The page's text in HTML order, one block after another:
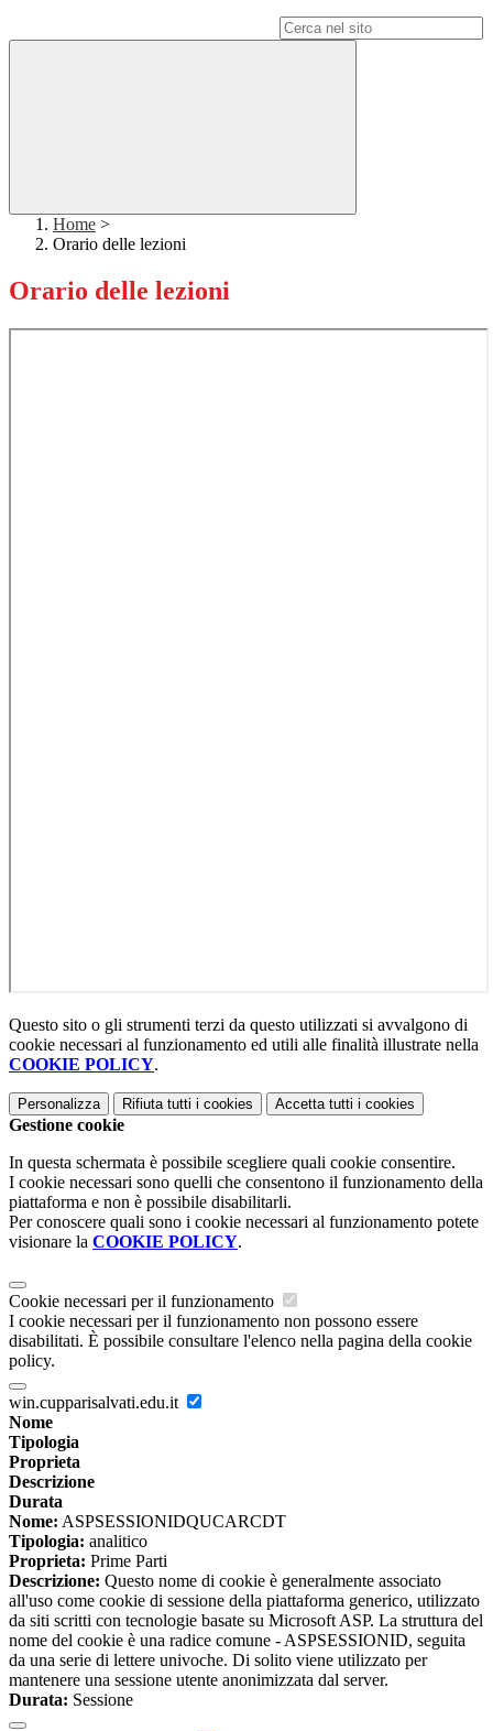
Home >
Orario delle lezioni
Orario delle lezioni
Questo sito o gli strumenti terzi da questo utilizzati si avvalgono di
cookie necessari al funzionamento ed utili alle finalità illustrate nella
COOKIE POLICY.
Personalizza Rifiuta tutti i cookies Accetta tutti i cookies
Gestione cookie
In questa schermata è possibile scegliere quali cookie consentire.
I cookie necessari sono quelli che consentono il funzionamento della
piattaforma e non è possibile disabilitarli.
Per conoscere quali sono i cookie necessari al funzionamento potete
visionare la COOKIE POLICY.
Cookie necessari per il funzionamento
I cookie necessari per il funzionamento non possono essere
disabilitati. È possibile consultare l'elenco nella pagina della cookie
policy.
win.cupparisalvati.edu.it
Nome
Tipologia
Proprieta
Descrizione
Durata
Nome: ASPSESSIONIDQUCARCDT
Tipologia: analitico
Proprieta: Prime Parti
Descrizione: Questo nome di cookie è generalmente associato
all'uso come cookie di sessione della piattaforma generico, utilizzato
da siti scritti con tecnologie basate su Microsoft ASP. La struttura del
nome del cookie è una radice comune - ASPSESSIONID, seguita
da una serie di lettere univoche. Di solito viene utilizzato per
mantenere una sessione utente anonimizzata dal server.
Durata: Sessione